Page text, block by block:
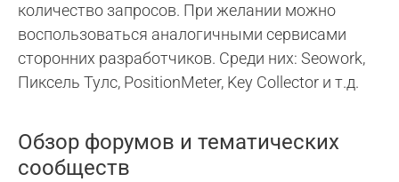
количество запросов. При желании можно
воспользоваться аналогичными сервисами
сторонних разработчиков. Среди них: Seowork,
Пиксель Тулс, PositionMeter, Key Collector и т.д.
Обзор форумов и тематических
сообществ